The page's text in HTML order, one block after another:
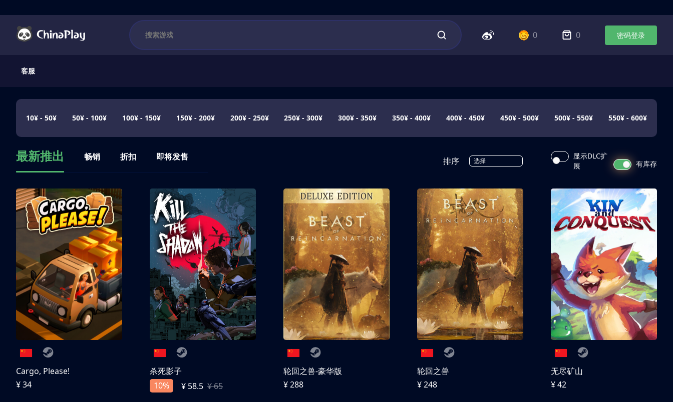
0 0 密码登录
客服
10¥ - 50¥ 50¥ - 100¥ 100¥ - 150¥ 150¥ - 200¥ 200¥ - 250¥ 250¥ - 300¥ 300¥ - 350¥ 350¥ - 400¥ 400¥ - 450¥ 450¥ - 500¥ 500¥ - 550¥ 550¥ - 600¥
最新推出 畅销 折扣 即将发售 排序 选择
显示DLC扩
展
有库存
Cargo, Please!
¥ 34
杀死影子
10%
¥ 58.5 ¥ 65
轮回之兽-豪华版
¥ 288
轮回之兽
¥ 248
无尽矿山
¥ 42